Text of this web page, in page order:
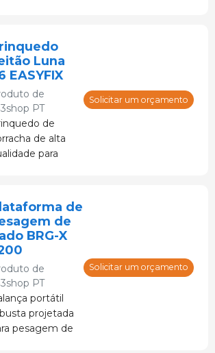
Luna
EASYFIX
de
PT
de
de alta
para
Solicitar um orçamento
de
de
BRG-X
de
PT
portátil
projetada
pesagem de
Solicitar um orçamento